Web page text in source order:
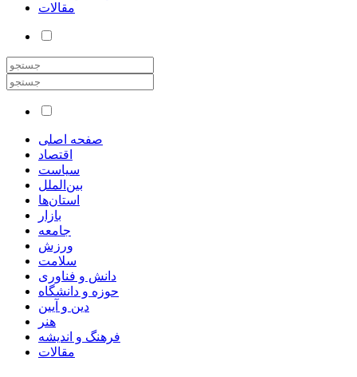
مقالات
صفحه اصلی
اقتصاد
سیاست
بین‌الملل
استان‌ها
بازار
جامعه
ورزش
سلامت
دانش و فناوری
حوزه و دانشگاه
دین و آیین
هنر
فرهنگ و اندیشه
مقالات